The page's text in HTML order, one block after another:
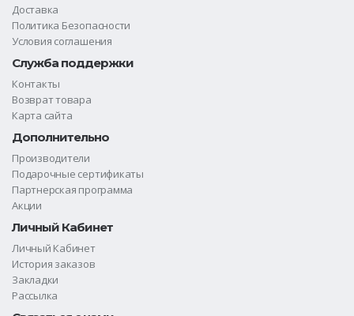
Доставка
Политика Безопасности
Условия соглашения
Служба поддержки
Контакты
Возврат товара
Карта сайта
Дополнительно
Производители
Подарочные сертификаты
Партнерская программа
Акции
Личный Кабинет
Личный Кабинет
История заказов
Закладки
Рассылка